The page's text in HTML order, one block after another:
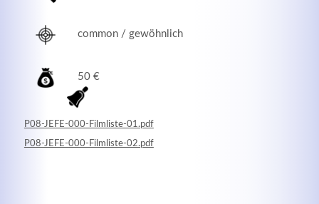
common / gewöhnlich
50 €
P08-JEFE-000-Filmliste-01.pdf
P08-JEFE-000-Filmliste-02.pdf
Modern & Simple
Lorem ipsum dolor sit amet, consectetuer adipiscing